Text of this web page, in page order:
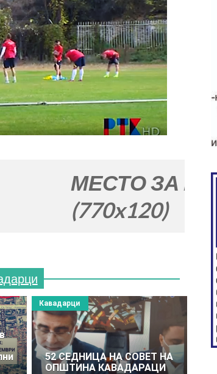
ЗА ВАШАТА
52 СЕДНИЦА НА СОВЕТ НА
ОПШТИНА КАВАДАРАЦИ
Кавадарци